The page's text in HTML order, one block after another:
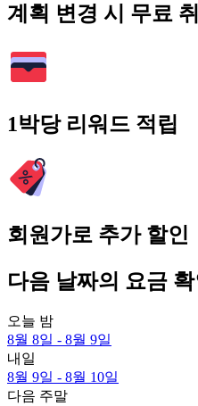
계획 변경 시 무료
1박당 리워드 적립
회원가로 추가 할인
다음 날짜의 요금 확
오늘 밤
8월 8일 - 8월 9일
내일
8월 9일 - 8월 10일
다음 주말